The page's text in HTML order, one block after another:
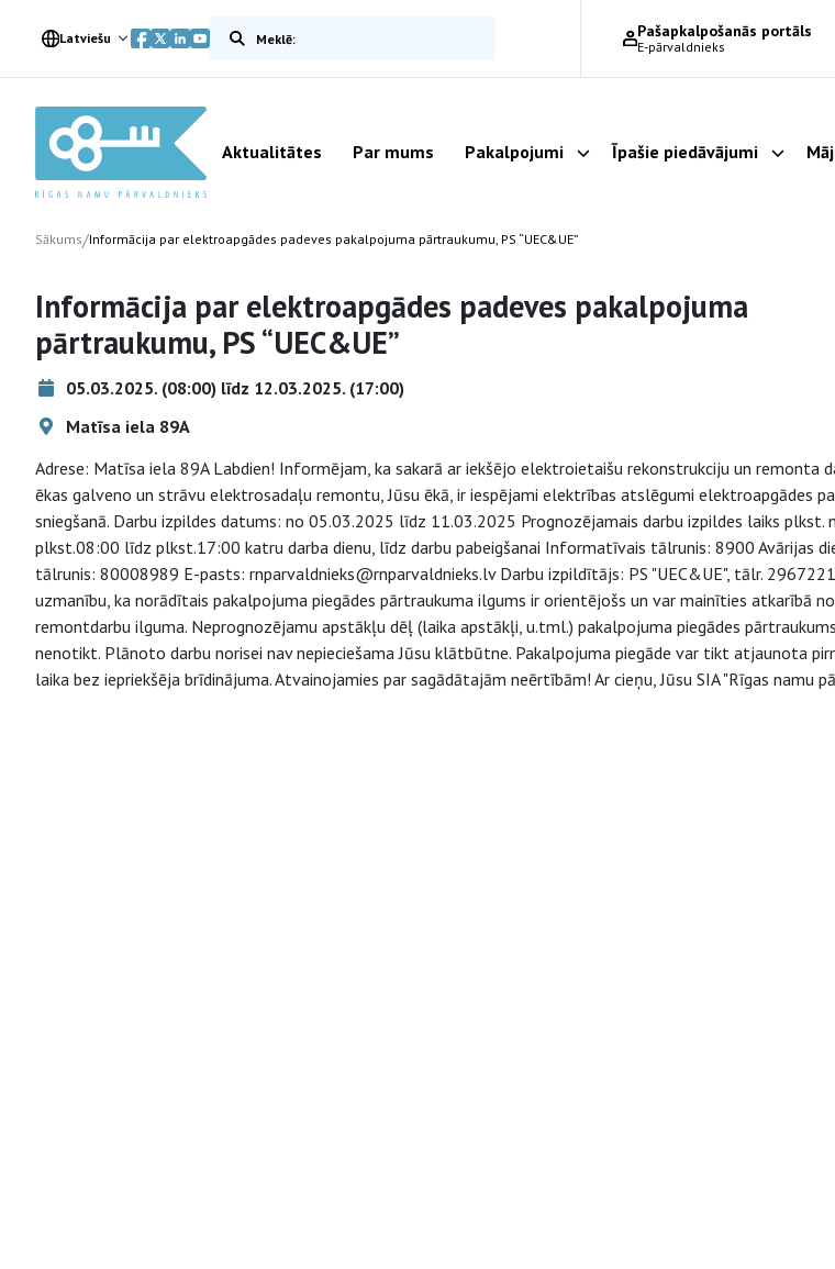
Latviešu Meklēt vietnē Pašapkalpošanās portāls
E-pārvaldnieks
Aktualitātes Par mums Pakalpojumi Parādīt apakšizvēlni
Īpašie piedāvājumi Parādīt
Sākums/Informācija par elektroapgādes padeves pakalpojuma pārtraukumu, PS “UEC&UE”
Informācija par elektroapgādes padeves pakalpojuma
pārtraukumu, PS “UEC&UE”
05.03.2025. (08:00) līdz 12.03.2025. (17:00)
Matīsa iela 89A
Adrese: Matīsa iela 89A Labdien! Informējam, ka sakarā ar iekšējo elektroietaišu rekonstrukciju un remonta
ēkas galveno un strāvu elektrosadaļu remontu, Jūsu ēkā, ir iespējami elektrības atslēgumi elektroapgādes
sniegšanā. Darbu izpildes datums: no 05.03.2025 līdz 11.03.2025 Prognozējamais darbu izpildes laiks plkst.
plkst.08:00 līdz plkst.17:00 katru darba dienu, līdz darbu pabeigšanai Informatīvais tālrunis: 8900 Avārijas
tālrunis: 80008989 E-pasts: rnparvaldnieks@rnparvaldnieks.lv Darbu izpildītājs: PS "UEC&UE", tālr.
uzmanību, ka norādītais pakalpojuma piegādes pārtraukuma ilgums ir orientējošs un var mainīties atkarībā no
remontdarbu ilguma. Neprognozējamu apstākļu dēļ (laika apstākļi, u.tml.) pakalpojuma piegādes
nenotikt. Plānoto darbu norisei nav nepieciešama Jūsu klātbūtne. Pakalpojuma piegāde var tikt atjaunota
laika bez iepriekšēja brīdinājuma. Atvainojamies par sagādātajām neērtībām! Ar cieņu, Jūsu SIA "Rīgas namu